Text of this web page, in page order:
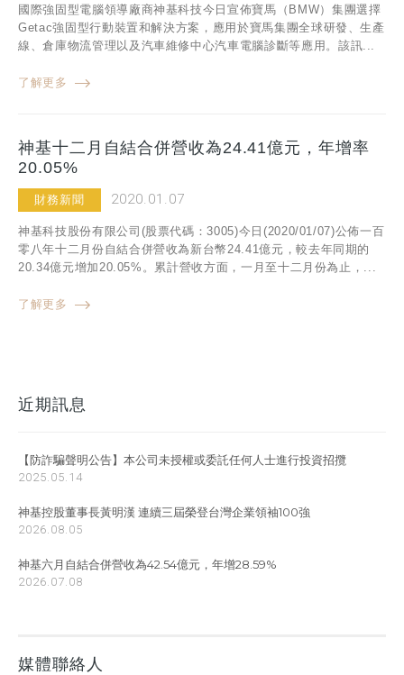
國際強固型電腦領導廠商神基科技今日宣佈寶馬（BMW）集團選擇
Getac強固型行動裝置和解決方案，應用於寶馬集團全球研發、生產
線、倉庫物流管理以及汽車維修中心汽車電腦診斷等應用。該訊...
了解更多
神基十二月自結合併營收為24.41億元，年增率
20.05%
財務新聞 2020.01.07
神基科技股份有限公司(股票代碼：3005)今日(2020/01/07)公佈一百
零八年十二月份自結合併營收為新台幣24.41億元，較去年同期的
20.34億元增加20.05%。累計營收方面，一月至十二月份為止，...
了解更多
近期訊息
【防詐騙聲明公告】本公司未授權或委託任何人士進行投資招攬
2025.05.14
神基控股董事長黃明漢 連續三屆榮登台灣企業領袖100強
2026.08.05
神基六月自結合併營收為42.54億元，年增28.59%
2026.07.08
媒體聯絡人